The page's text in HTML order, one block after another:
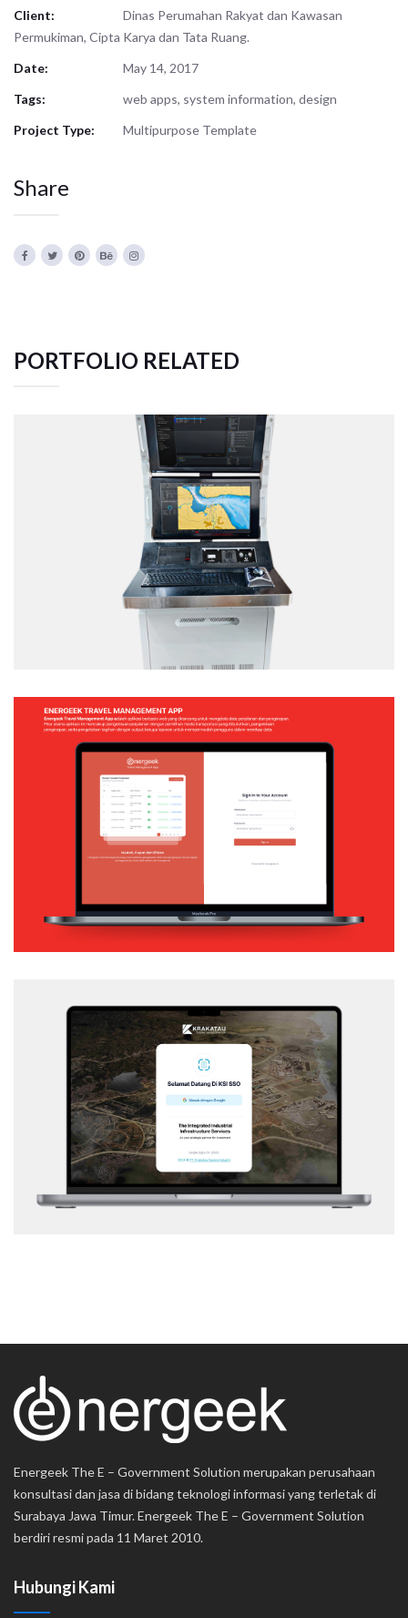
Client:
Dinas Perumahan Rakyat dan Kawasan
Permukiman, Cipta Karya dan Tata Ruang.
Date:
May 14, 2017
Tags:
web apps, system information, design
Project Type:
Multipurpose Template
Share
PORTFOLIO RELATED
TACTICAL TEAM TRAINER – NAVAL
SIMULATION SYSTEM
Web Application
ENERGEEK – TRAVEL MANAGEMENT APP
Web Application
KSI – SSO
Web Application
Energeek The E – Government Solution merupakan perusahaan
konsultasi dan jasa di bidang teknologi informasi yang terletak di
Surabaya Jawa Timur. Energeek The E – Government Solution
berdiri resmi pada 11 Maret 2010.
Hubungi Kami